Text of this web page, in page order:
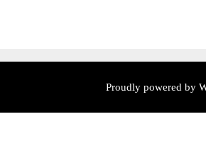
Proudly powered by